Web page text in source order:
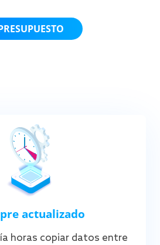
actualizado
horas copiar datos entre